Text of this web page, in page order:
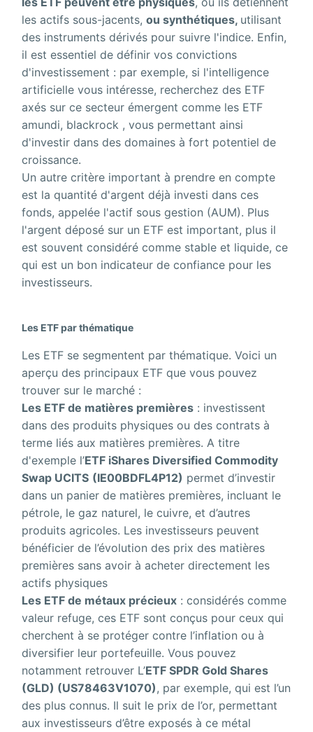
les actifs sous-jacents,ou synthétiques, utilisant
des instruments dérivés pour suivre l'indice. Enfin,
il est essentiel de définir vos convictions
d'investissement : par exemple, si l'intelligence
artificielle vous intéresse, recherchez des ETF
axés sur ce secteur émergent comme les ETF
amundi, blackrock , vous permettant ainsi
d'investir dans des domaines à fort potentiel de
croissance.
Un autre critère important à prendre en compte
est la quantité d'argent déjà investi dans ces
fonds, appelée l'actif sous gestion (AUM). Plus
l'argent déposé sur un ETF est important, plus il
est souvent considéré comme stable et liquide, ce
qui est un bon indicateur de confiance pour les
investisseurs.
Les ETF par thématique
Les ETF se segmentent par thématique. Voici un
aperçu des principaux ETF que vous pouvez
trouver sur le marché :
Les ETF de matières premières : investissent
dans des produits physiques ou des contrats à
terme liés aux matières premières. A titre
d'exemple l’ETF iShares Diversified Commodity
Swap UCITS (IE00BDFL4P12) permet d’investir
dans un panier de matières premières, incluant le
pétrole, le gaz naturel, le cuivre, et d’autres
produits agricoles. Les investisseurs peuvent
bénéficier de l’évolution des prix des matières
premières sans avoir à acheter directement les
actifs physiques
Les ETF de métaux précieux : considérés comme
valeur refuge, ces ETF sont conçus pour ceux qui
cherchent à se protéger contre l’inflation ou à
diversifier leur portefeuille. Vous pouvez
notamment retrouver L’ETF SPDR Gold Shares
(GLD) (US78463V1070), par exemple, qui est l’un
des plus connus. Il suit le prix de l’or, permettant
aux investisseurs d’être exposés à ce métal